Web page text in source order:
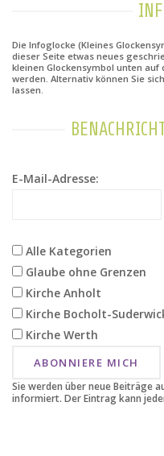
Die Infoglocke (Kleines
dieser Seite etwas neues
kleinen Glockensymbol unten
werden. Alternativ können Sie
lassen.
E-Mail-Adresse:
Alle Kategorien
Glaube ohne Grenzen
Kirche Anholt
Kirche Bocholt-
Kirche Werth
ABONNIERE MICH
Sie werden über neue Beiträge
informiert. Der Eintrag kann